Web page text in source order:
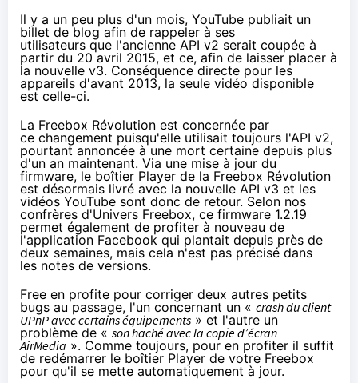
Il y a un peu plus d'un mois, YouTube publiait un
billet de blog afin de rappeler à ses
utilisateurs que l'ancienne API v2 serait coupée à
partir du 20 avril 2015, et ce, afin de laisser placer à
la nouvelle v3. Conséquence directe pour les
appareils d'avant 2013, la seule vidéo disponible
est celle-ci.
La Freebox Révolution est concernée par
ce changement puisqu'elle utilisait toujours l'API v2,
pourtant annoncée à une mort certaine depuis plus
d'un an maintenant. Via une mise à jour du
firmware, le boîtier Player de la Freebox Révolution
est désormais livré avec la nouvelle API v3 et les
vidéos YouTube sont donc de retour. Selon nos
confrères d'Univers Freebox, ce firmware 1.2.19
permet également de profiter à nouveau de
l'application Facebook qui plantait depuis près de
deux semaines, mais cela n'est pas précisé dans
les notes de versions.
Free en profite pour corriger deux autres petits
bugs au passage, l'un concernant un « crash du client
UPnP avec certains équipements » et l'autre un
problème de « son haché avec la copie d’écran
AirMedia ». Comme toujours, pour en profiter il suffit
de redémarrer le boîtier Player de votre Freebox
pour qu'il se mette automatiquement à jour.